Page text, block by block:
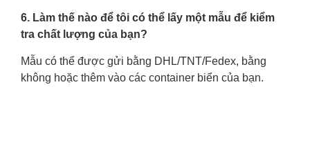
6. Làm thế nào để tôi có thể lấy một mẫu để kiểm
tra chất lượng của bạn?
Mẫu có thể được gửi bằng DHL/TNT/Fedex, bằng
không hoặc thêm vào các container biển của bạn.